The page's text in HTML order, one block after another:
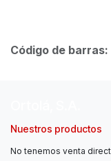
Código de barras:
Nuestros productos
No tenemos venta